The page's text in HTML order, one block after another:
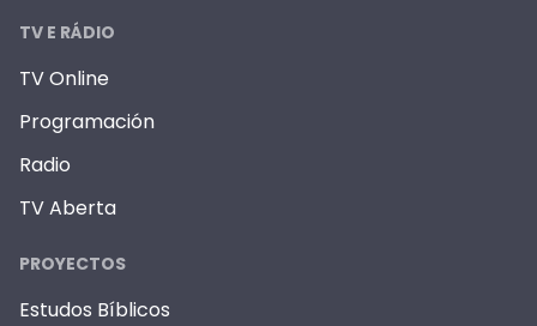
TV E RÁDIO
TV Online
Programación
Radio
TV Aberta
PROYECTOS
Estudos Bíblicos